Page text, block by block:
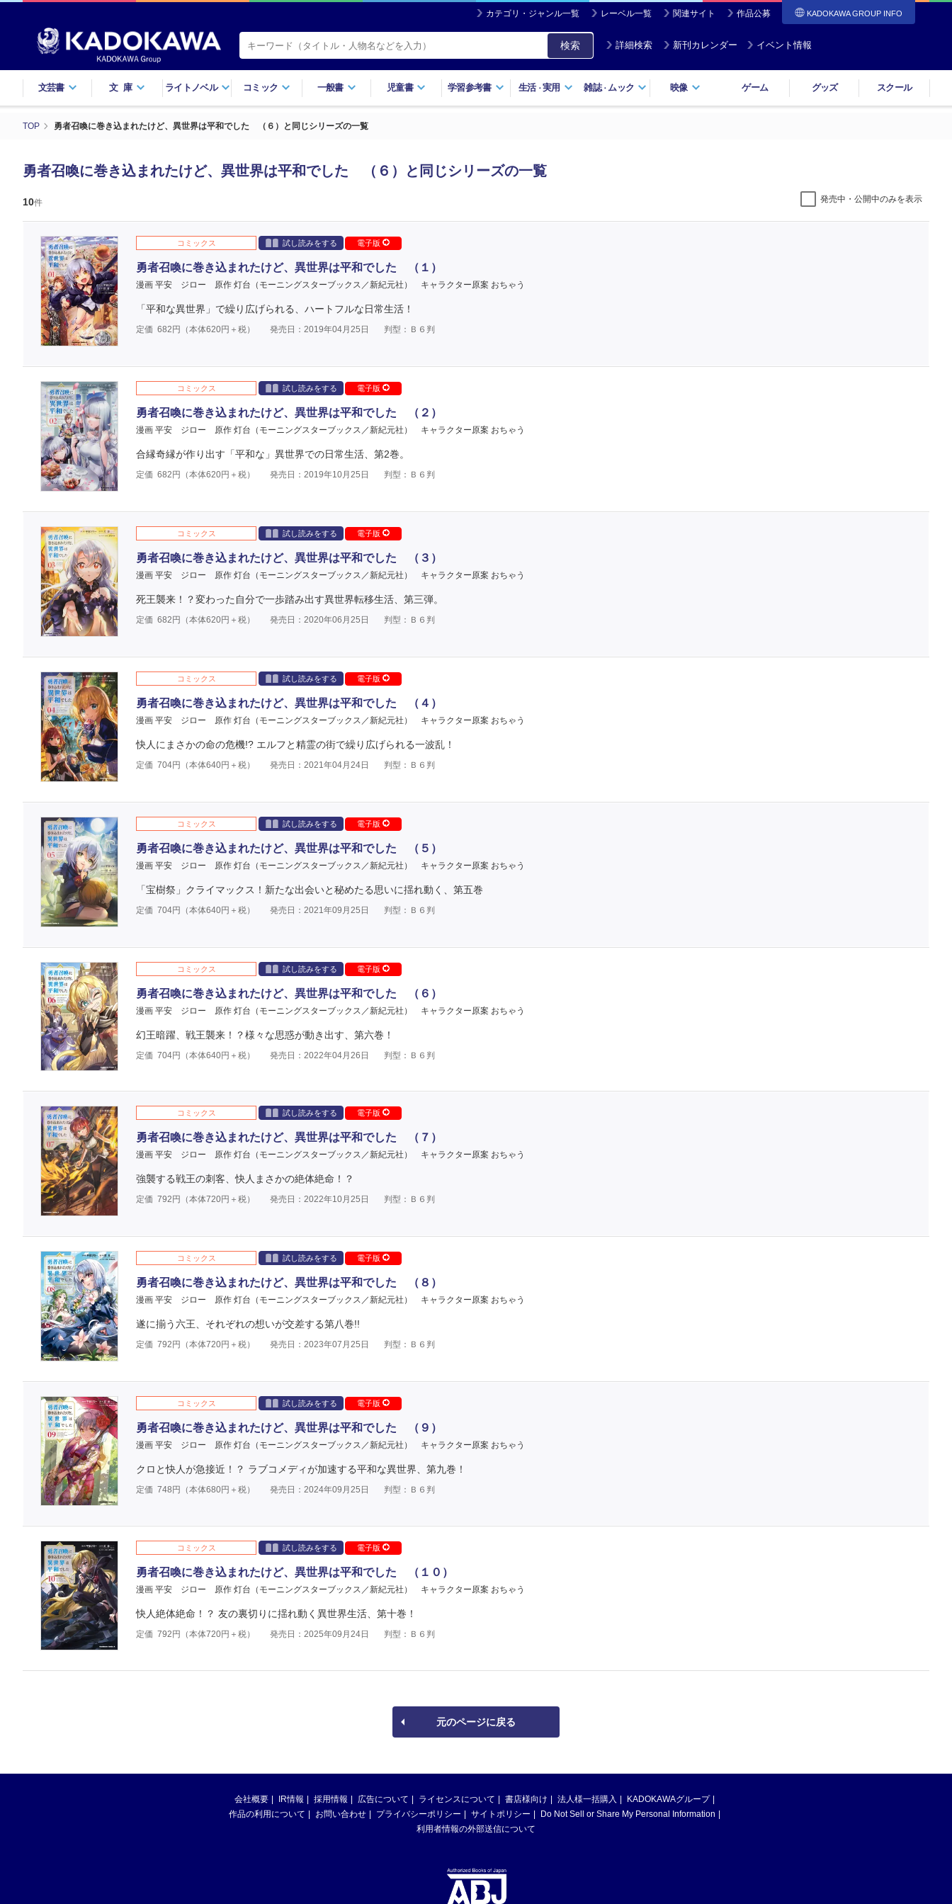
カテゴリ・ジャンル一覧 レーベル一覧 関連サイト 作品公募 KADOKAWA GROUP INFO
検索 詳細検索 新刊カレンダー イベント情報
文芸書 文庫 ライトノベル コミック 一般書 児童書 学習参考書 生活・実用 雑誌・ ムック 映像 ゲーム グッズ スクール
TOP 勇者召喚に巻き込まれたけど、異世界は平和でした （６）と同じシリーズの一覧
勇者召喚に巻き込まれたけど、異世界は平和でした （６）と同じシリーズの一覧
10件 発売中・公開中のみを表示
コミックス 試し読みをする 電子版
勇者召喚に巻き込まれたけど、異世界は平和でした （１）
漫画 平安 ジロー 原作 灯台（モーニングスターブックス／新紀元社） キャラクター原案 おちゃう
「平和な異世界」で繰り広げられる、ハートフルな日常生活！
定価 682 円（本体620円＋税） 発売日：2019年04月25日 判型：Ｂ６判
コミックス 試し読みをする 電子版
勇者召喚に巻き込まれたけど、異世界は平和でした （２）
漫画 平安 ジロー 原作 灯台（モーニングスターブックス／新紀元社） キャラクター原案 おちゃう
合縁奇縁が作り出す「平和な」異世界での日常生活、第2巻。
定価 682 円（本体620円＋税） 発売日：2019年10月25日 判型：Ｂ６判
コミックス 試し読みをする 電子版
勇者召喚に巻き込まれたけど、異世界は平和でした （３）
漫画 平安 ジロー 原作 灯台（モーニングスターブックス／新紀元社） キャラクター原案 おちゃう
死王襲来！？変わった自分で一歩踏み出す異世界転移生活、第三弾。
定価 682 円（本体620円＋税） 発売日：2020年06月25日 判型：Ｂ６判
コミックス 試し読みをする 電子版
勇者召喚に巻き込まれたけど、異世界は平和でした （４）
漫画 平安 ジロー 原作 灯台（モーニングスターブックス／新紀元社） キャラクター原案 おちゃう
快人にまさかの命の危機!? エルフと精霊の街で繰り広げられる一波乱！
定価 704円（本体640円＋税） 発売日：2021年04月24日 判型：Ｂ６判
コミックス 試し読みをする 電子版
勇者召喚に巻き込まれたけど、異世界は平和でした （５）
漫画 平安 ジロー 原作 灯台（モーニングスターブックス／新紀元社） キャラクター原案 おちゃう
「宝樹祭」クライマックス！新たな出会いと秘めたる思いに揺れ動く、第五巻
定価 704円（本体640円＋税） 発売日：2021年09月25日 判型：Ｂ６判
コミックス 試し読みをする 電子版
勇者召喚に巻き込まれたけど、異世界は平和でした （６）
漫画 平安 ジロー 原作 灯台（モーニングスターブックス／新紀元社） キャラクター原案 おちゃう
幻王暗躍、戦王襲来！？様々な思惑が動き出す、第六巻！
定価 704円（本体640円＋税） 発売日：2022年04月26日 判型：Ｂ６判
コミックス 試し読みをする 電子版
勇者召喚に巻き込まれたけど、異世界は平和でした （７）
漫画 平安 ジロー 原作 灯台（モーニングスターブックス／新紀元社） キャラクター原案 おちゃう
強襲する戦王の刺客、快人まさかの絶体絶命！？
定価 792 円（本体720円＋税） 発売日：2022年10月25日 判型：Ｂ６判
コミックス 試し読みをする 電子版
勇者召喚に巻き込まれたけど、異世界は平和でした （８）
漫画 平安 ジロー 原作 灯台（モーニングスターブックス／新紀元社） キャラクター原案 おちゃう
遂に揃う六王、それぞれの想いが交差する第八巻!!
定価 792 円（本体720円＋税） 発売日：2023年07月25日 判型：Ｂ６判
コミックス 試し読みをする 電子版
勇者召喚に巻き込まれたけど、異世界は平和でした （９）
漫画 平安 ジロー 原作 灯台（モーニングスターブックス／新紀元社） キャラクター原案 おちゃう
クロと快人が急接近！？ ラブコメディが加速する平和な異世界、第九巻！
定価 748 円（本体680円＋税） 発売日：2024年09月25日 判型：Ｂ６判
コミックス 試し読みをする 電子版
勇者召喚に巻き込まれたけど、異世界は平和でした （１０）
漫画 平安 ジロー 原作 灯台（モーニングスターブックス／新紀元社） キャラクター原案 おちゃう
快人絶体絶命！？ 友の裏切りに揺れ動く異世界生活、第十巻！
定価 792 円（本体720円＋税） 発売日：2025年09月24日 判型：Ｂ６判
元のページに戻る
会社概要 IR情報 採用情報 広告について ライセンスについて 書店様向け 法人様一括購入
KADOKAWAグループ
作品の利用について
お問い合わせ プライバシーポリシー サイトポリシー
Do Not Sell or Share My Personal Information
利用者情報の外部送信について